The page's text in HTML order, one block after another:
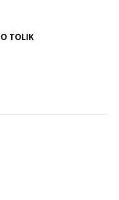
TOLIK